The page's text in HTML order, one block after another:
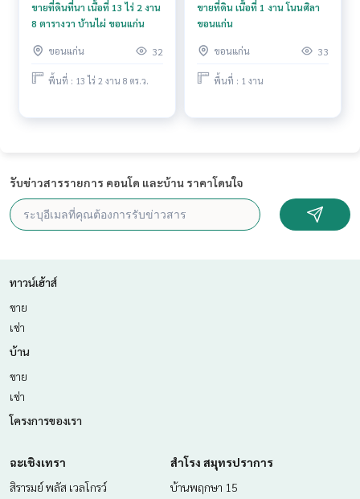
ยี และ นวัตกรรมที่สร้างสรรค์ เพื่อส่งมอบบริการที่ดีที่สุดเพื่อคุณ ใ
ห้บริการด้าน ซื้อ ขาย เช่า อสังหาริมทรัพย์
ขายที่ดินที่นา เนื้อที่ 13 ไร่ 2 งาน
8 ตารางวา บ้านไผ่ ขอนแก่น
ขอนแก่น 32
พื้นที่ : 13 ไร่ 2 งาน 8 ตร.ว.
ขายที่ดิน เนื้อที่ 1 งาน โนนศิลา
ขอนแก่น
ขอนแก่น 33
พื้นที่ : 1 งาน
รับข่าวสารรายการ คอนโด และบ้าน ราคาโดนใจ
ทาวน์เฮ้าส์
ขาย
เช่า
บ้าน
ขาย
เช่า
โครงการของเรา
ฉะเชิงเทรา
สิรารมย์ พลัส เวลโกรว์
สำโรง สมุทรปราการ
บ้านพฤกษา 15